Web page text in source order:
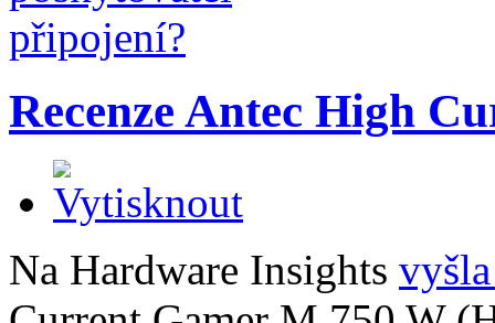
Recenze Antec High
Na Hardware Insights